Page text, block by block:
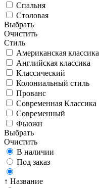
Спальня
Столовая
Выбрать
Очистить
Стиль
Американская классика
Английская классика
Классический
Колониальный стиль
Прованс
Современная Классика
Современный
Фьюжн
Выбрать
Очистить
В наличии
Под заказ
↑ Название